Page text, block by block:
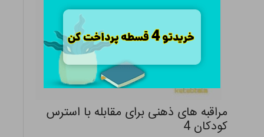
مراقبه های ذهنی برای مقابله با استرس
کودکان 4